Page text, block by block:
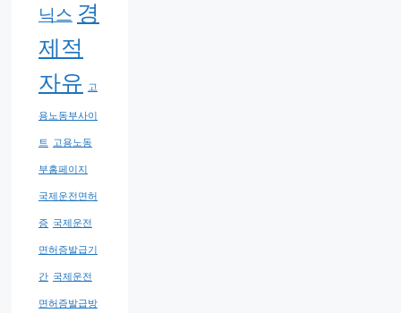
닉스 경
제적
자유
고
용노동부사이
트 고용노동
부홈페이지
국제운전면허
증 국제운전
면허증발급기
간 국제운전
면허증발급방